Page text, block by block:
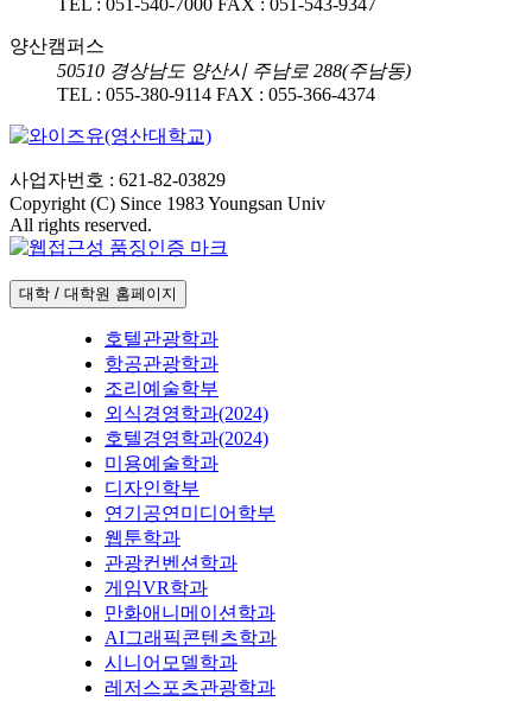
TEL : 051-540-7000 FAX : 051-543-9347
양산캠퍼스
50510 경상남도 양산시 주남로 288(주남동)
TEL : 055-380-9114 FAX : 055-366-4374
사업자번호 : 621-82-03829
Copyright (C) Since 1983 Youngsan Univ
All rights reserved.
대학 / 대학원 홈페이지
호텔관광학과
항공관광학과
조리예술학부
외식경영학과(2024)
호텔경영학과(2024)
미용예술학과
디자인학부
연기공연미디어학부
웹툰학과
관광컨벤션학과
게임VR학과
만화애니메이션학과
AI그래픽콘텐츠학과
시니어모델학과
레저스포츠관광학과